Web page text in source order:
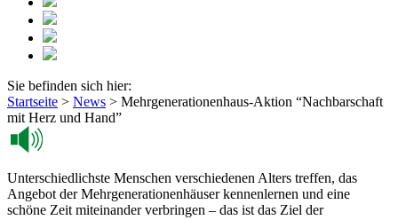
Sie befinden sich hier:
Startseite > News > Mehrgenerationenhaus-Aktion “Nachbarschaft
mit Herz und Hand”
Unterschiedlichste Menschen verschiedenen Alters treffen, das
Angebot der Mehrgenerationenhäuser kennenlernen und eine
schöne Zeit miteinander verbringen – das ist das Ziel der